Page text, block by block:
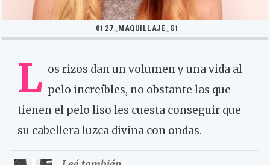
0127_MAQUILLAJE_G1
L os rizos dan un volumen y una vida al
pelo increíbles, no obstante las que
tienen el pelo liso les cuesta conseguir que
su cabellera luzca divina con ondas.